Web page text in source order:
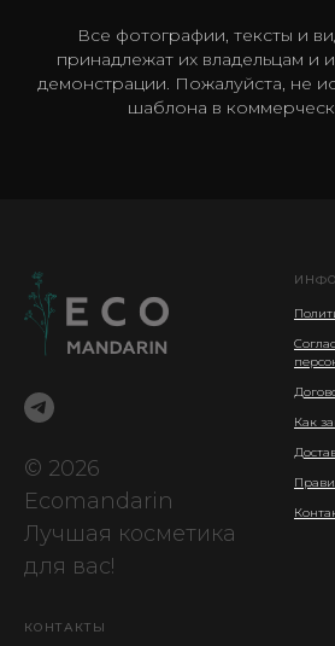
Все фотографии, тексты и
принадлежат их владельцам и
демонстрации. Пожалуйста, не
шаблона в
© 2026
Ecomandarin
Лучшая косметика
для вас!
Как
КОНТАКТЫ